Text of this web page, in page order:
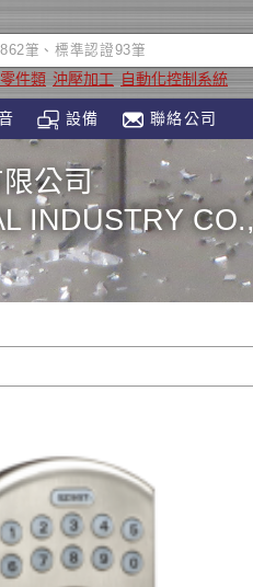
件類 沖壓加工 自動化控制系統
設備 聯絡公司
公司
INDUSTRY CO.,